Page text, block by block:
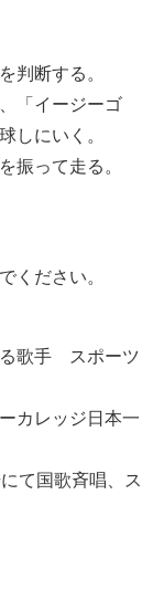
判断する。
「イージーゴ
しにいく。
振って走る。
ください。
歌手 スポーツ
カレッジ日本一
て国歌斉唱、ス